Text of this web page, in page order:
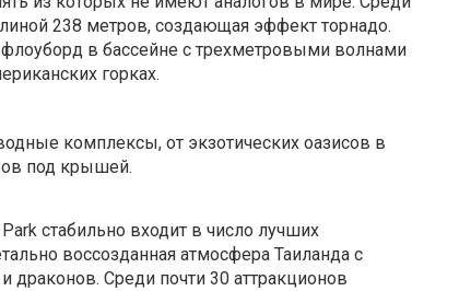
238 метров, создающая эффект торнадо.
в бассейне с трехметровыми волнами
горках.
комплексы, от экзотических оазисов в
под крышей.
стабильно входит в число лучших
воссозданная атмосфера Таиланда с
драконов. Среди почти 30 аттракционов